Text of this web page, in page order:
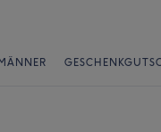
MÄNNER